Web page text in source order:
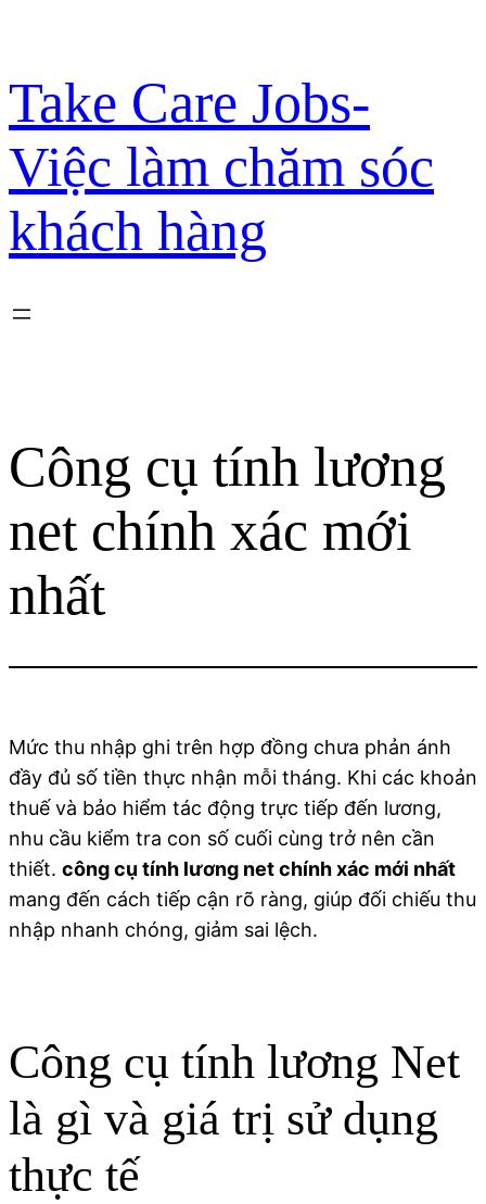
phần
dung
Take Care Jobs-
Việc làm chăm sóc
khách hàng
Công cụ tính lương
net chính xác mới
nhất
Mức thu nhập ghi trên hợp đồng chưa phản ánh
đầy đủ số tiền thực nhận mỗi tháng. Khi các khoản
thuế và bảo hiểm tác động trực tiếp đến lương,
nhu cầu kiểm tra con số cuối cùng trở nên cần
thiết. công cụ tính lương net chính xác mới nhất
mang đến cách tiếp cận rõ ràng, giúp đối chiếu thu
nhập nhanh chóng, giảm sai lệch.
Công cụ tính lương Net
là gì và giá trị sử dụng
thực tế